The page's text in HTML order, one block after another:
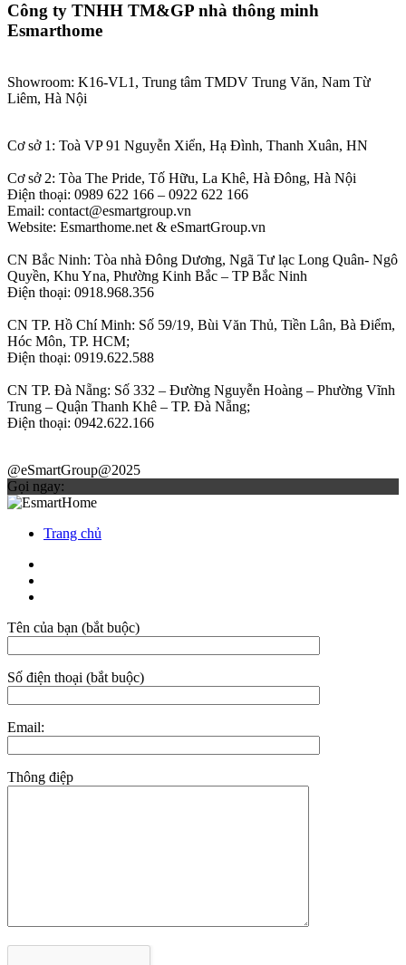
Công ty TNHH TM&GP nhà thông minh
Esmarthome
Showroom: K16-VL1, Trung tâm TMDV Trung Văn, Nam Từ
Liêm, Hà Nội
Cơ sở 1: Toà VP 91 Nguyễn Xiển, Hạ Đình, Thanh Xuân, HN
Cơ sở 2: Tòa The Pride, Tố Hữu, La Khê, Hà Đông, Hà Nội
Điện thoại: 0989 622 166 – 0922 622 166
Email: contact@esmartgroup.vn
Website: Esmarthome.net & eSmartGroup.vn
CN Bắc Ninh: Tòa nhà Đông Dương, Ngã Tư lạc Long Quân- Ngô
Quyền, Khu Yna, Phường Kinh Bắc – TP Bắc Ninh
Điện thoại: 0918.968.356
CN TP. Hồ Chí Minh: Số 59/19, Bùi Văn Thủ, Tiền Lân, Bà Điểm,
Hóc Môn, TP. HCM;
Điện thoại: 0919.622.588
CN TP. Đà Nẵng: Số 332 – Đường Nguyễn Hoàng – Phường Vĩnh
Trung – Quận Thanh Khê – TP. Đà Nẵng;
Điện thoại: 0942.622.166
@eSmartGroup@2025
Gọi ngay:
Trang chủ
Tên của bạn (bắt buộc)
Số điện thoại (bắt buộc)
Email:
Thông điệp